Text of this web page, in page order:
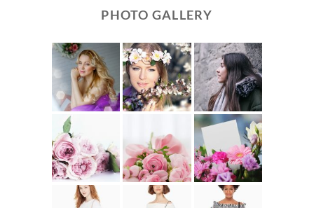
PHOTO GALLERY